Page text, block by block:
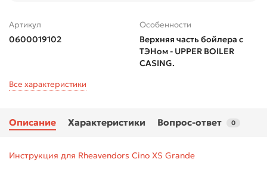
Артикул
0600019102
Особенности
Верхняя часть бойлера с
ТЭНом - UPPER BOILER
CASING.
Все характеристики
Описание Характеристики Вопрос-ответ 0
Инструкция для Rheavendors Cino XS Grande